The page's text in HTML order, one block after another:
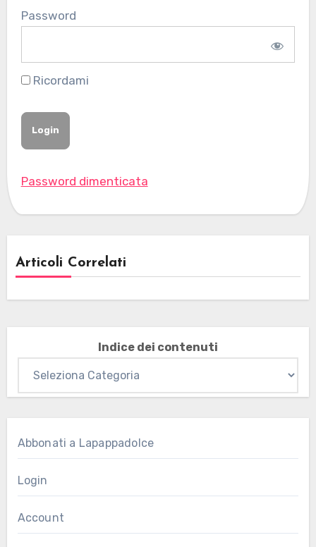
Password
Ricordami
Password dimenticata
Articoli Correlati
Indice dei contenuti
Abbonati a Lapappadolce
Login
Account